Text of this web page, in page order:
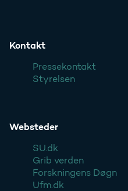
Kontakt
Pressekontakt
Styrelsen
Websteder
SU.dk
Grib verden
Forskningens Døgn
Ufm.dk